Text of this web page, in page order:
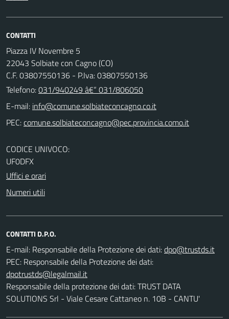
CONTATTI
Piazza IV Novembre 5
22043 Solbiate con Cagno (CO)
C.F. 03807550136 - P.Iva: 03807550136
Telefono:031/940249 â€“ 031/806050
E-mail:
PEC:
CODICE UNIVOCO:
UF0DFX
Uffici e orari
Numeri utili
CONTATTI D.P.O.
E-mail: Responsabile della Protezione dei dati:
PEC: Responsabile della Protezione dei dati:
Responsabile della protezione dei dati: TRUST DATA
SOLUTIONS Srl - Viale Cesare Cattaneo n. 10B - CANTU'